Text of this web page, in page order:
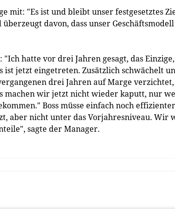
mit: "Es ist und bleibt unser festgesetztes
davon, dass unser
hatte vor drei Jahren gesagt, das
ist jetzt eingetreten. Zusätzlich schwächelt
drei Jahren auf Marge
machen wir jetzt nicht wieder kaputt, nur
Boss müsse einfach noch
aber nicht unter das Vorjahresniveau. Wir
sagte der Manager.